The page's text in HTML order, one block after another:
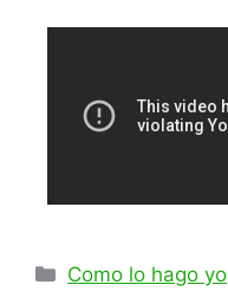
Como lo hago yo